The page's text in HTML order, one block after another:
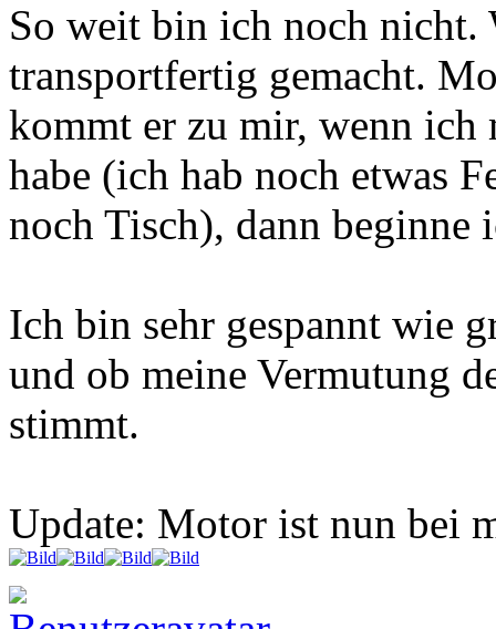
So weit bin ich noch nicht.
transportfertig gemacht.
kommt er zu mir, wenn
habe (ich hab noch etwas
noch Tisch), dann
Ich bin sehr gespannt wie
und ob meine Vermutung
stimmt.
Update: Motor ist nun bei